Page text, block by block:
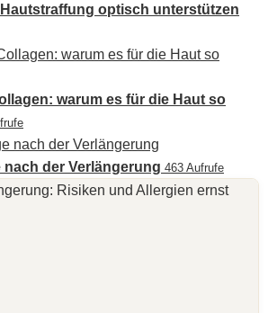
optisch unterstützen
warum es für die Haut so
nach der Verlängerung 463 Aufrufe